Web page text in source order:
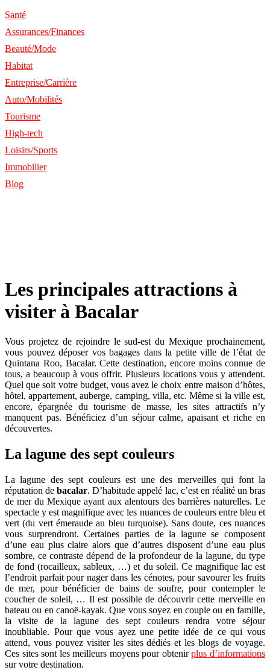
Santé
Assurances/Finances
Beauté/Mode
Habitat
Entreprise/Carrière
Auto/Mobilités
Tourisme
High-tech
Loisirs/Sports
Immobilier
Blog
Les principales attractions à
visiter à Bacalar
Vous projetez de rejoindre le sud-est du Mexique prochainement,
vous pouvez déposer vos bagages dans la petite ville de l’état de
Quintana Roo, Bacalar. Cette destination, encore moins connue de
tous, a beaucoup à vous offrir. Plusieurs locations vous y attendent.
Quel que soit votre budget, vous avez le choix entre maison d’hôtes,
hôtel, appartement, auberge, camping, villa, etc. Même si la ville est,
encore, épargnée du tourisme de masse, les sites attractifs n’y
manquent pas. Bénéficiez d’un séjour calme, apaisant et riche en
découvertes.
La lagune des sept couleurs
La lagune des sept couleurs est une des merveilles qui font la
réputation debacalar. D’habitude appelé lac, c’est en réalité un bras
de mer du Mexique ayant aux alentours des barrières naturelles. Le
spectacle y est magnifique avec les nuances de couleurs entre bleu et
vert (du vert émeraude au bleu turquoise). Sans doute, ces nuances
vous surprendront. Certaines parties de la lagune se composent
d’une eau plus claire alors que d’autres disposent d’une eau plus
sombre, ce contraste dépend de la profondeur de la lagune, du type
de fond (rocailleux, sableux, …) et du soleil. Ce magnifique lac est
l’endroit parfait pour nager dans les cénotes, pour savourer les fruits
de mer, pour bénéficier de bains de soufre, pour contempler le
coucher de soleil, … Il est possible de découvrir cette merveille en
bateau ou en canoë-kayak. Que vous soyez en couple ou en famille,
la visite de la lagune des sept couleurs rendra votre séjour
inoubliable. Pour que vous ayez une petite idée de ce qui vous
attend, vous pouvez visiter les sites dédiés et les blogs de voyage.
Ces sites sont les meilleurs moyens pour obtenirplus d’informations
sur votre destination.